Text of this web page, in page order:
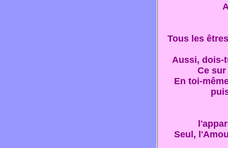
Tous les
Aussi, dois-
Ce
En toi-
Seul,